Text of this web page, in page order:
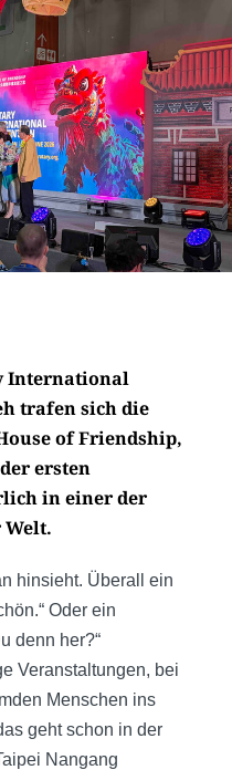
International
trafen sich die
of Friendship,
ersten
in einer der
Welt.
hinsieht. Überall ein
Oder ein
denn her?“
Veranstaltungen, bei
Menschen ins
geht schon in der
Nangang